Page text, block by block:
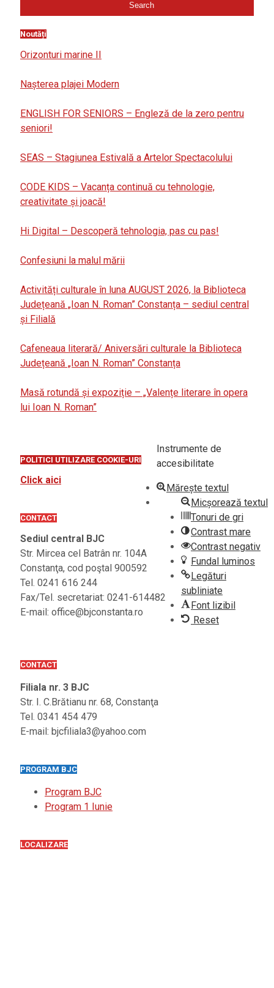
Noutăți
Orizonturi marine II
Nașterea plajei Modern
ENGLISH FOR SENIORS – Engleză de la zero pentru
seniori!
SEAS – Stagiunea Estivală a Artelor Spectacolului
CODE KIDS – Vacanța continuă cu tehnologie,
creativitate și joacă!
Hi Digital – Descoperă tehnologia, pas cu pas!
Confesiuni la malul mării
Activități culturale în luna AUGUST 2026, la Biblioteca
Județeană „Ioan N. Roman” Constanța – sediul central
și Filială
Cafeneaua literară/ Aniversări culturale la Biblioteca
Județeană „Ioan N. Roman” Constanța
Masă rotundă și expoziție – „Valențe literare în opera
lui Ioan N. Roman”
POLITICI UTILIZARE COOKIE-URI
Click aici
CONTACT
Sediul central BJC
Str. Mircea cel Batrân nr. 104A
Constanţa, cod poştal 900592
Tel. 0241 616 244
Fax/Tel. secretariat: 0241-614482
E-mail: office@bjconstanta.ro
CONTACT
Filiala nr. 3 BJC
Str. I. C.Brătianu nr. 68, Constanţa
Tel. 0341 454 479
E-mail: bjcfiliala3@yahoo.com
PROGRAM BJC
Program BJC
Program 1 Iunie
LOCALIZARE
Instrumente de
accesibilitate
Mărește textul
Micșorează textul
Tonuri de gri
Contrast mare
Contrast negativ
Fundal luminos
Legături
subliniate
Font lizibil
Reset